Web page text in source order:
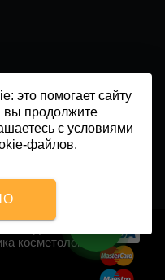
косметологии
это помогает сайту
вы продолжите
с условиями
файлов.